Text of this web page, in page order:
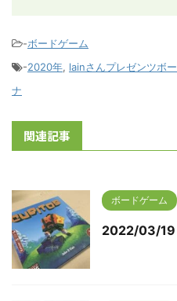
-ボードゲーム
-2020年, lainさんプレゼンツボ
ナ
関連記事
ボードゲーム
2022/03/19